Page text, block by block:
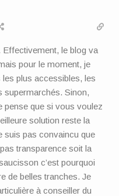
le blog va
pour le moment, je
plus accessibles, les
supermarchés. Sinon,
pense que si vous voulez
solution reste la
suis pas convaincu que
transparence soit la
c’est pourquoi
de belles tranches. Je
à conseiller du